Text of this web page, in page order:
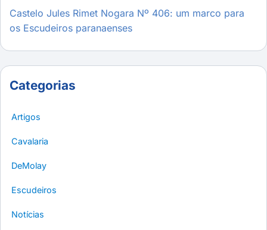
Castelo Jules Rimet Nogara Nº 406: um marco para
os Escudeiros paranaenses
Categorias
Artigos
Cavalaria
DeMolay
Escudeiros
Notícias